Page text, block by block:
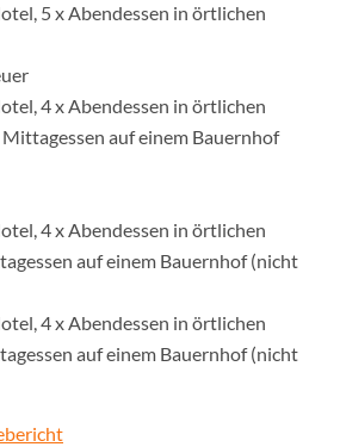
5 x Abendessen in örtlichen
4 x Abendessen in örtlichen
auf einem Bauernhof
4 x Abendessen in örtlichen
auf einem Bauernhof (nicht
4 x Abendessen in örtlichen
auf einem Bauernhof (nicht